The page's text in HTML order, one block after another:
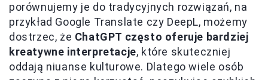
porównujemy je do tradycyjnych rozwiązań, na
przykład Google Translate czy DeepL, możemy
dostrzec, że ChatGPT często oferuje bardziej
kreatywne interpretacje, które skuteczniej
oddają niuanse kulturowe. Dlatego wiele osób